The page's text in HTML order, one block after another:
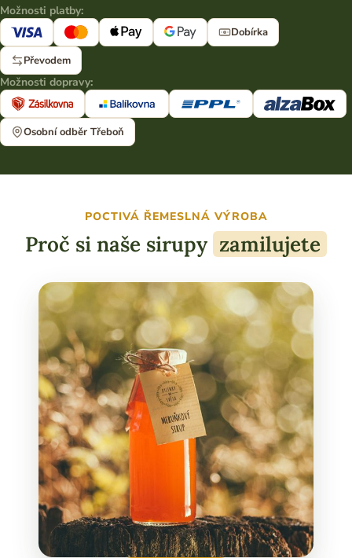
Možnosti platby:
Dobírka
Převodem
Možnosti dopravy:
Osobní odběr Třeboň
POCTIVÁ ŘEMESLNÁ VÝROBA
Proč si naše sirupy zamilujete